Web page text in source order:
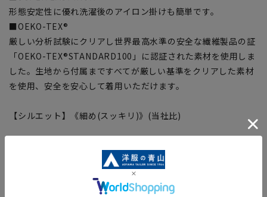
形態安定性に優れ洗濯後のアイロン掛けも簡単です。
■OEKO-TEX®
厳しい分析試験にクリアし世界最高水準の安全な繊維製品の証
「OEKO-TEX®STANDARD100」に認証された素材を使用しま
した。生地から付属まですべてが厳しい基準をクリアした素材
を使用、安全を安心して着用いただけます。
【シルエット】《細め(スッキリ)》(当社比)
■商品画像はサンプルのため、色味やサイズ等の仕様に変更が
ある場合がございますので、予めご了承ください。
■ゆとり感には個人差があります。サイズ表を確認の上、ご購